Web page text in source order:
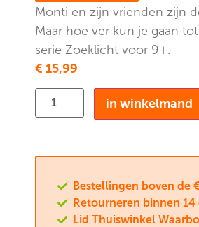
Monti en zijn vrienden zijn
Maar hoe ver kun je gaan
serie Zoeklicht voor 9+.
€ 15,99
in winkelmand
Bestellingen boven de
Retourneren binnen 14
Lid Thuiswinkel